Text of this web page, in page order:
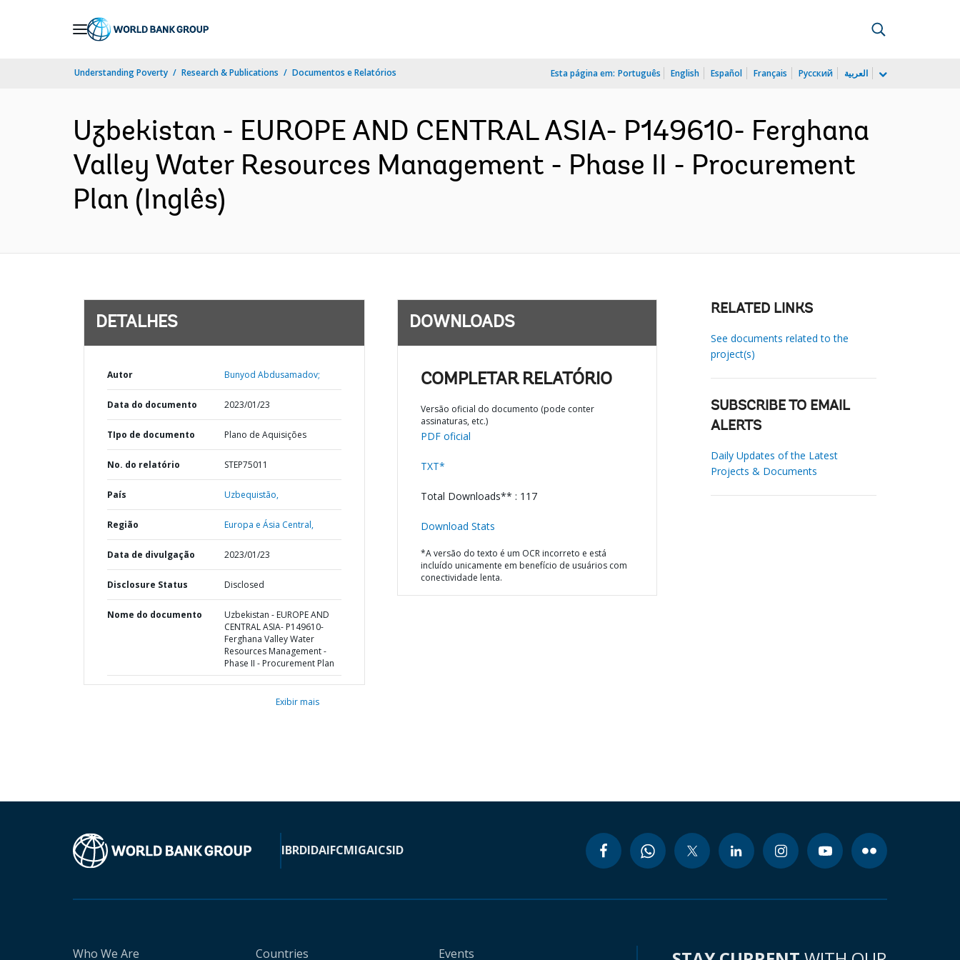
Understanding Poverty Research & Publications Documentos e Relatórios Esta página em: Português English Español Français Русский العربية
Uzbekistan - EUROPE AND CENTRAL ASIA- P149610- Ferghana
Valley Water Resources Management - Phase II - Procurement
Plan (Inglês)
DETALHES
Autor Bunyod Abdusamadov;
Data do documento 2023/01/23
TIpo de documento Plano de Aquisições
No. do relatório STEP75011
País Uzbequistão,
Região Europa e Ásia Central,
Data de divulgação 2023/01/23
Disclosure Status Disclosed
Nome do documento
Uzbekistan - EUROPE AND
CENTRAL ASIA- P149610-
Ferghana Valley Water
Resources Management -
Phase II - Procurement Plan
Exibir mais
DOWNLOADS
COMPLETAR RELATÓRIO
Versão oficial do documento (pode conter
assinaturas, etc.)
PDF oficial
TXT*
Total Downloads** : 117
Download Stats
*A versão do texto é um OCR incorreto e está
incluído unicamente em benefício de usuários com
conectividade lenta.
RELATED LINKS
See documents related to the
project(s)
SUBSCRIBE TO EMAIL
ALERTS
Daily Updates of the Latest
Projects & Documents
IBRDIDAIFCMIGAICSID
Who We Are Countries Events